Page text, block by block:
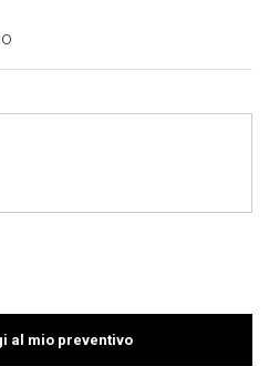
al mio preventivo